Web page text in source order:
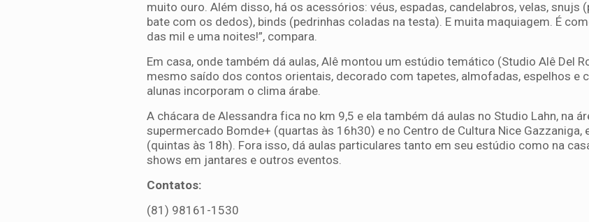
muito ouro. Além disso, há os acessórios: véus, espadas, candelabros, velas, snujs
bate com os dedos), binds (pedrinhas coladas na testa). E muita maquiagem. É
das mil e uma noites!”, compara.
Em casa, onde também dá aulas, Alê montou um estúdio temático (Studio Alê Del
mesmo saído dos contos orientais, decorado com tapetes, almofadas, espelhos e
alunas incorporam o clima árabe.
A chácara de Alessandra fica no km 9,5 e ela também dá aulas no Studio Lahn, na
supermercado Bomde+ (quartas às 16h30) e no Centro de Cultura Nice Gazzaniga,
(quintas às 18h). Fora isso, dá aulas particulares tanto em seu estúdio como na
shows em jantares e outros eventos.
Contatos:
(81) 98161-1530